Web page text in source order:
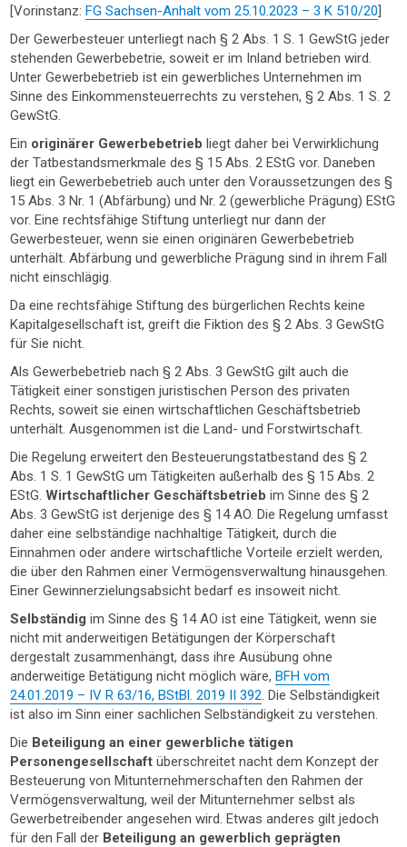
[Vorinstanz:FG Sachsen-Anhalt vom 25.10.2023 – 3 K 510/20]
Der Gewerbesteuer unterliegt nach § 2 Abs. 1 S. 1 GewStG jeder
stehenden Gewerbebetrie, soweit er im Inland betrieben wird.
Unter Gewerbebetrieb ist ein gewerbliches Unternehmen im
Sinne des Einkommensteuerrechts zu verstehen, § 2 Abs. 1 S. 2
GewStG.
Ein originärer Gewerbebetrieb liegt daher bei Verwirklichung
der Tatbestandsmerkmale des § 15 Abs. 2 EStG vor. Daneben
liegt ein Gewerbebetrieb auch unter den Voraussetzungen des §
15 Abs. 3 Nr. 1 (Abfärbung) und Nr. 2 (gewerbliche Prägung) EStG
vor. Eine rechtsfähige Stiftung unterliegt nur dann der
Gewerbesteuer, wenn sie einen originären Gewerbebetrieb
unterhält. Abfärbung und gewerbliche Prägung sind in ihrem Fall
nicht einschlägig.
Da eine rechtsfähige Stiftung des bürgerlichen Rechts keine
Kapitalgesellschaft ist, greift die Fiktion des § 2 Abs. 3 GewStG
für Sie nicht.
Als Gewerbebetrieb nach § 2 Abs. 3 GewStG gilt auch die
Tätigkeit einer sonstigen juristischen Person des privaten
Rechts, soweit sie einen wirtschaftlichen Geschäftsbetrieb
unterhält. Ausgenommen ist die Land- und Forstwirtschaft.
Die Regelung erweitert den Besteuerungstatbestand des § 2
Abs. 1 S. 1 GewStG um Tätigkeiten außerhalb des § 15 Abs. 2
EStG.Wirtschaftlicher Geschäftsbetrieb im Sinne des § 2
Abs. 3 GewStG ist derjenige des § 14 AO. Die Regelung umfasst
daher eine selbständige nachhaltige Tätigkeit, durch die
Einnahmen oder andere wirtschaftliche Vorteile erzielt werden,
die über den Rahmen einer Vermögensverwaltung hinausgehen.
Einer Gewinnerzielungsabsicht bedarf es insoweit nicht.
Selbständigim Sinne des § 14 AO ist eine Tätigkeit, wenn sie
nicht mit anderweitigen Betätigungen der Körperschaft
dergestalt zusammenhängt, dass ihre Ausübung ohne
anderweitige Betätigung nicht möglich wäre,BFH vom
24.01.2019 – IV R 63/16, BStBl. 2019 II 392. Die Selbständigkeit
ist also im Sinn einer sachlichen Selbständigkeit zu verstehen.
Die Beteiligung an einer gewerbliche tätigen
Personengesellschaft überschreitet nacht dem Konzept der
Besteuerung von Mitunternehmerschaften den Rahmen der
Vermögensverwaltung, weil der Mitunternehmer selbst als
Gewerbetreibender angesehen wird. Etwas anderes gilt jedoch
für den Fall der Beteiligung an gewerblich geprägten